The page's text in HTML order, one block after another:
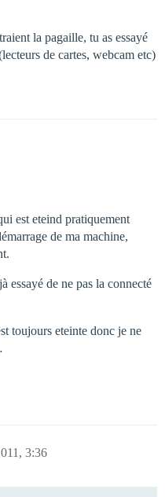
la pagaille, tu as essayé
de cartes, webcam etc)
est eteind pratiquement
de ma machine,
essayé de ne pas la connecté
toujours eteinte donc je ne
3:36